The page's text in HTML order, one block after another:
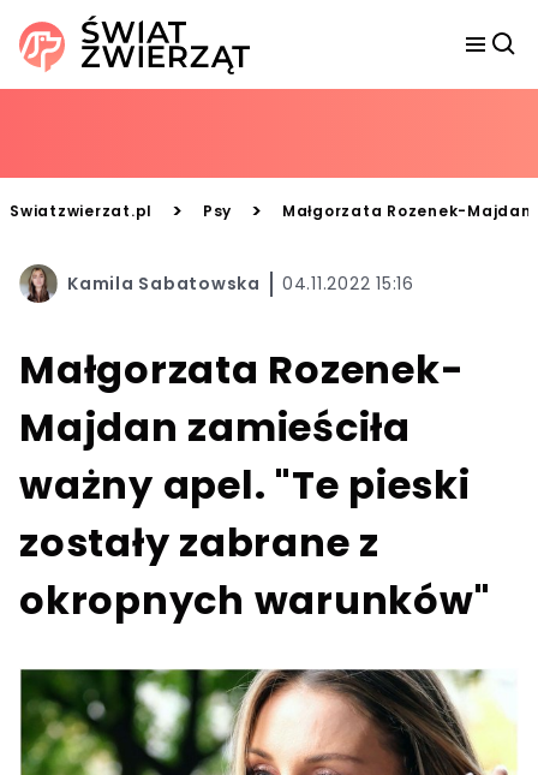
Swiatzwierzat.pl > Psy > Małgorzata Rozenek-
Kamila Sabatowska 04.11.2022 15:16
Małgorzata Rozenek-
Majdan zamieściła
ważny apel. "Te pieski
zostały zabrane z
okropnych warunków"